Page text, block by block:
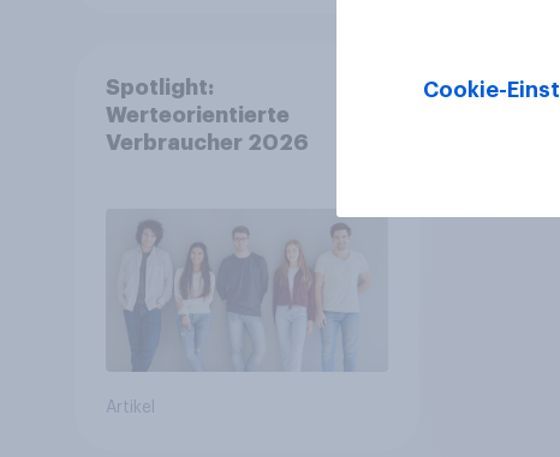
Spotlight:
Werteorientierte
Verbraucher 2026
Artikel
Cookie-